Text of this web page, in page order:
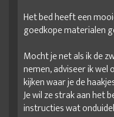
Het bed heeft een
goedkope materialen
Mocht je net als ik de
nemen, adviseer ik
kijken waar je de
Je wil ze strak aan het
instructies wat